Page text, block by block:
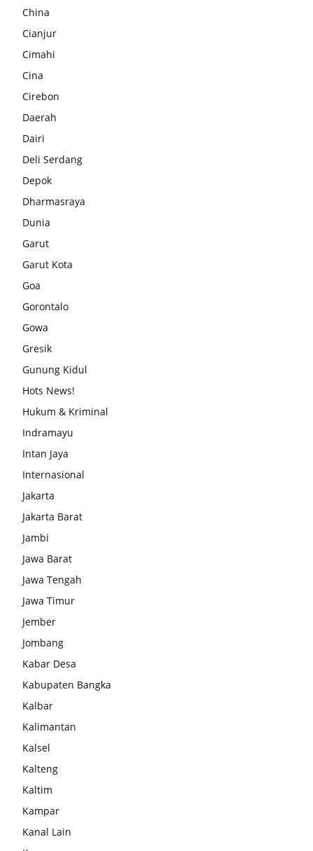
China
Cianjur
Cimahi
Cina
Cirebon
Daerah
Dairi
Deli Serdang
Depok
Dharmasraya
Dunia
Garut
Garut Kota
Goa
Gorontalo
Gowa
Gresik
Gunung Kidul
Hots News!
Hukum & Kriminal
Indramayu
Intan Jaya
Internasional
Jakarta
Jakarta Barat
Jambi
Jawa Barat
Jawa Tengah
Jawa Timur
Jember
Jombang
Kabar Desa
Kabupaten Bangka
Kalbar
Kalimantan
Kalsel
Kalteng
Kaltim
Kampar
Kanal Lain